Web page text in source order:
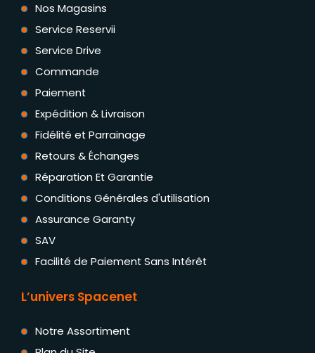
Nos Magasins
Service Reservii
Service Drive
Commande
Paiement
Expédition & Livraison
Fidélité et Parrainage
Retours & Échanges
Réparation Et Garantie
Conditions Générales d'utilisation
Assurance Garanty
SAV
Facilité de Paiement Sans Intérêt
L’univers Spacenet
Notre Assortiment